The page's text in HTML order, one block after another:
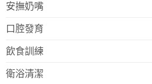
安撫奶嘴
口腔發育
飲食訓練
衛浴清潔